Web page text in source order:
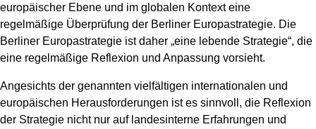
europäischer Ebene und im globalen Kontext eine
regelmäßige Überprüfung der Berliner Europastrategie. Die
Berliner Europastrategie ist daher „eine lebende Strategie“, die
eine regelmäßige Reflexion und Anpassung vorsieht.
Angesichts der genannten vielfältigen internationalen und
europäischen Herausforderungen ist es sinnvoll, die Reflexion
der Strategie nicht nur auf landesinterne Erfahrungen und